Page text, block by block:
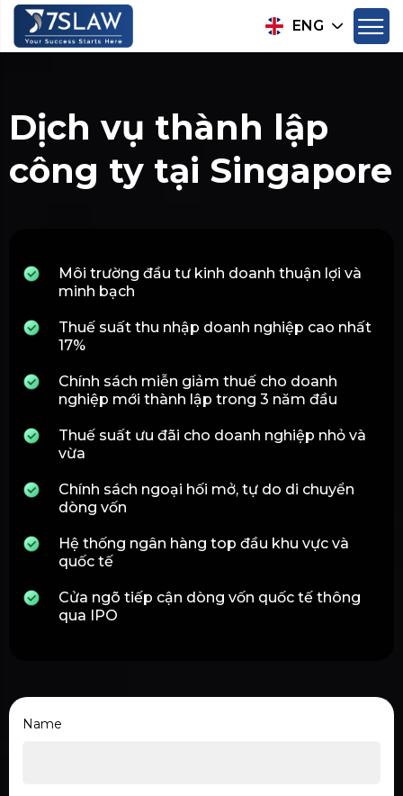
ENG
Dịch vụ thành lập
công ty tại Singapore
Môi trường đầu tư kinh doanh thuận lợi và
minh bạch
Thuế suất thu nhập doanh nghiệp cao nhất
17%
Chính sách miễn giảm thuế cho doanh
nghiệp mới thành lập trong 3 năm đầu
Thuế suất ưu đãi cho doanh nghiệp nhỏ và
vừa
Chính sách ngoại hối mở, tự do di chuyển
dòng vốn
Hệ thống ngân hàng top đầu khu vực và
quốc tế
Cửa ngõ tiếp cận dòng vốn quốc tế thông
qua IPO
Name